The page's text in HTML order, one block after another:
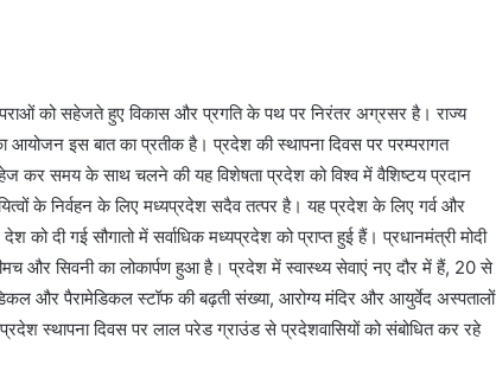
को सहेजते हुए विकास और प्रगति के पथ पर निरंतर अग्रसर है। राज्य
आयोजन इस बात का प्रतीक है। प्रदेश की स्थापना दिवस पर परम्परागत
कर समय के साथ चलने की यह विशेषता प्रदेश को विश्व में वैशिष्टय प्रदान
के निर्वहन के लिए मध्यप्रदेश सदैव तत्पर है। यह प्रदेश के लिए गर्व और
को दी गई सौगातो में सर्वाधिक मध्यप्रदेश को प्राप्त हुई हैं। प्रधानमंत्री मोदी
और सिवनी का लोकार्पण हुआ है। प्रदेश में स्वास्थ्य सेवाएं नए दौर में हैं, 20 से
और पैरामेडिकल स्टॉफ की बढ़ती संख्या, आरोग्य मंदिर और आयुर्वेद अस्पतालों
स्थापना दिवस पर लाल परेड ग्राउंड से प्रदेशवासियों को संबोधित कर रहे